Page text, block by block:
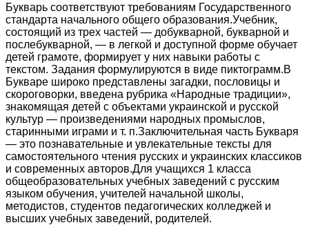
Букварь соответствуют требованиям Государственного
стандарта начального общего образования.Учебник,
состоящий из трех частей — добукварной, букварной и
послебукварной, — в легкой и доступной форме обучает
детей грамоте, формирует у них навыки работы с
текстом. Задания формулируются в виде пиктограмм.В
Букваре широко представлены загадки, пословицы и
скороговорки, введена рубрика «Народные традиции»,
знакомящая детей с объектами украинской и русской
культур — произведениями народных промыслов,
старинными играми и т. п.Заключительная часть Букваря
— это познавательные и увлекательные тексты для
самостоятельного чтения русских и украинских классиков
и современных авторов.Для учащихся 1 класса
общеобразовательных учебных заведений с русским
языком обучения, учителей начальной школы,
методистов, студентов педагогических колледжей и
высших учебных заведений, родителей.